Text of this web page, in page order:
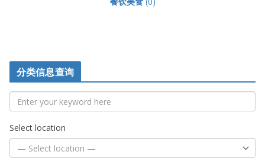
分类信息查询
Select location